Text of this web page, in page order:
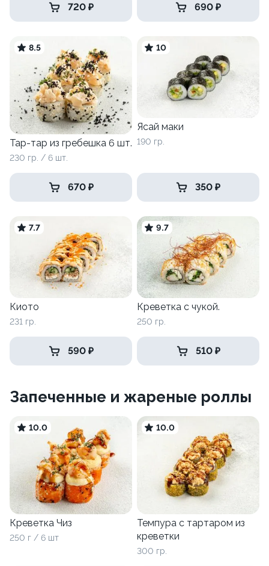
720 ₽ 690 ₽
8.5
Тар-тар из гребешка 6 шт.
230 гр. / 6 шт.
670 ₽
10
Ясай маки
190 гр.
350 ₽
7.7
Киото
231 гр.
590 ₽
9.7
Креветка с чукой.
250 гр.
510 ₽
Запеченные и жареные роллы
10.0
Креветка Чиз
250 г / 6 шт
10.0
Темпура с тартаром из
креветки
300 гр.